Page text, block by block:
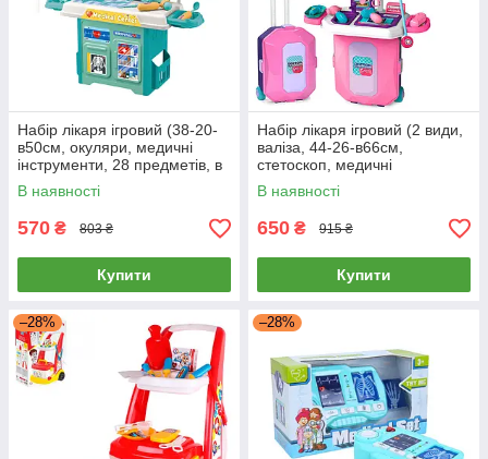
Набір лікаря ігровий (38-20-
в50см, окуляри, медичні
інструменти, 28 предметів, в
коробці) 922-217
В наявності
570 ₴ 803 ₴
Купити
Набір лікаря ігровий (2 види,
валіза, 44-26-в66см,
стетоскоп, медичні
інструменти) D57993-A
В наявності
650 ₴ 915 ₴
Купити
–28% –28%